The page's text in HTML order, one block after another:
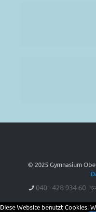
© 2025 Gymnasium
040 - 428 934 60
Diese Website benutzt Cookies.